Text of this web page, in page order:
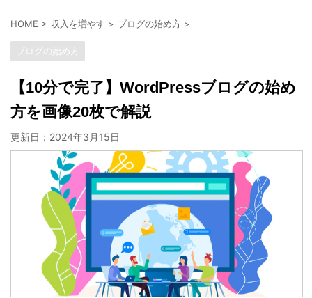
HOME > 収入を増やす > ブログの始め方 >
ブログの始め方
【10分で完了】WordPressブログの始め
方を画像20枚で解説
更新日： 2024年3月15日